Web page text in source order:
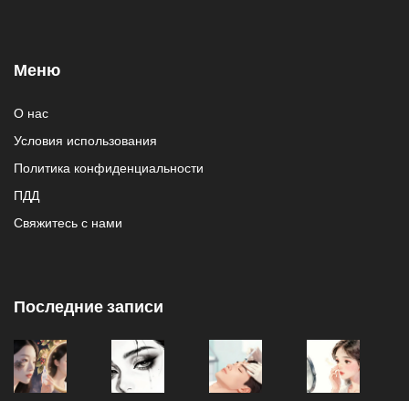
Меню
О нас
Условия использования
Политика конфиденциальности
ПДД
Свяжитесь с нами
Последние записи